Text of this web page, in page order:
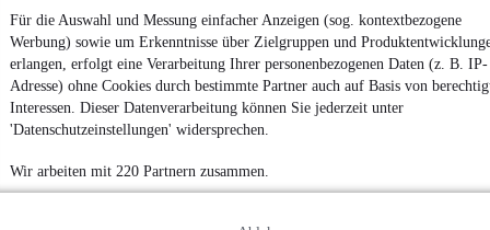
Für die Auswahl und Messung einfacher Anzeigen (sog. kontextbezogene
Werbung) sowie um Erkenntnisse über Zielgruppen und
erlangen, erfolgt eine Verarbeitung Ihrer personenbezogenen Daten (z. B. IP-
Adresse) ohne Cookies durch bestimmte Partner auch auf Basis von
Interessen. Dieser Datenverarbeitung können Sie jederzeit unter
'Datenschutzeinstellungen' widersprechen.
Wir arbeiten mit 220 Partnern zusammen.